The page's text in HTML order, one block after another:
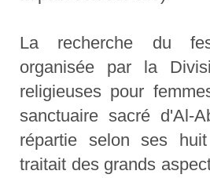
La recherche du
organisée par la
religieuses pour
sanctuaire sacré d'Al-
répartie selon ses
traitait des grands